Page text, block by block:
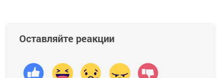
Оставляйте реакции